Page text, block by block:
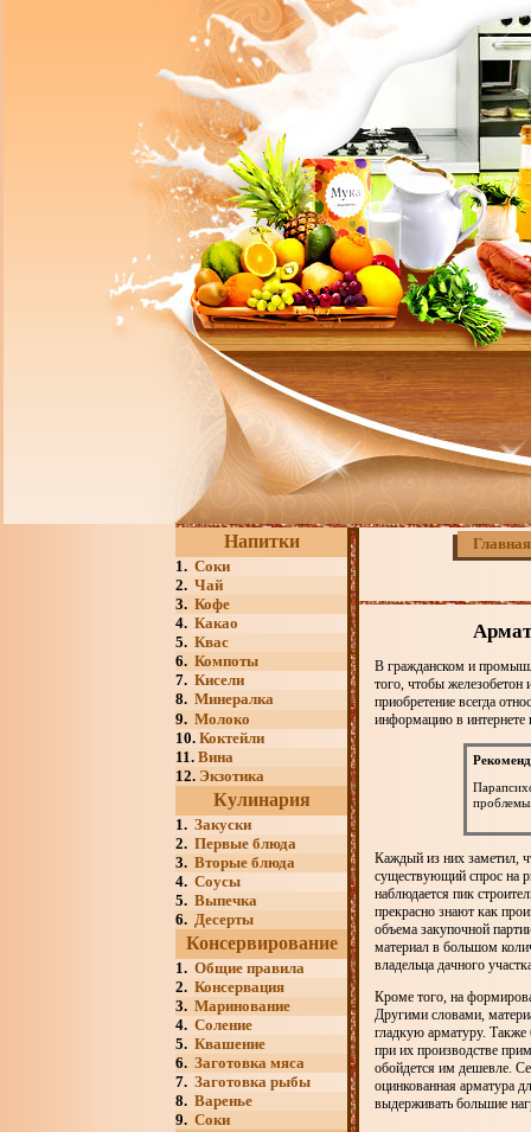
Напитки
1. Соки
2. Чай
3. Кофе
4. Какао
5. Квас
6. Компоты
7. Кисели
8. Минералка
9. Молоко
10. Коктейли
11. Вина
12. Экзотика
Кулинария
1. Закуски
2. Первые блюда
3. Вторые блюда
4. Соусы
5. Выпечка
6. Десерты
Консервирование
1. Общие правила
2. Консервация
3. Маринование
4. Соление
5. Квашение
6. Заготовка мяса
7. Заготовка рыбы
8. Варенье
9. Соки
Главная
В гражданском и
того, чтобы
приобретение всегда
информацию в интернете
Каждый из них заметил,
существующий спрос на
наблюдается пик
прекрасно знают как
объема закупочной
материал в большом
владельца дачного
Кроме того, на
Другими словами,
гладкую арматуру. Также
при их производстве
обойдется им дешевле.
оцинкованная арматура
выдерживать большие